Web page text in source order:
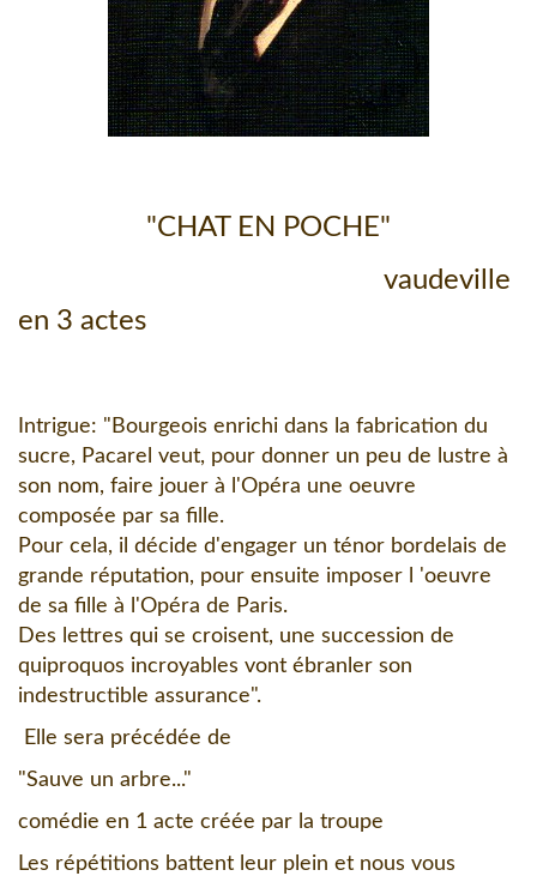
"CHAT EN POCHE"
vaudeville
en 3 actes
Intrigue: "Bourgeois enrichi dans la fabrication du
sucre, Pacarel veut, pour donner un peu de lustre à
son nom, faire jouer à l'Opéra une oeuvre
composée par sa fille.
Pour cela, il décide d'engager un ténor bordelais de
grande réputation, pour ensuite imposer l 'oeuvre
de sa fille à l'Opéra de Paris.
Des lettres qui se croisent, une succession de
quiproquos incroyables vont ébranler son
indestructible assurance".
Elle sera précédée de
"Sauve un arbre..."
comédie en 1 acte créée par la troupe
Les répétitions battent leur plein et nous vous